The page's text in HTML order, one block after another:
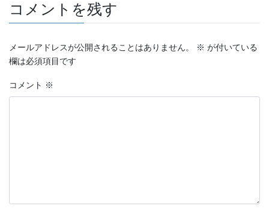
コメントを残す
メールアドレスが公開されることはありません。 ※ が付いている
欄は必須項目です
コメント ※